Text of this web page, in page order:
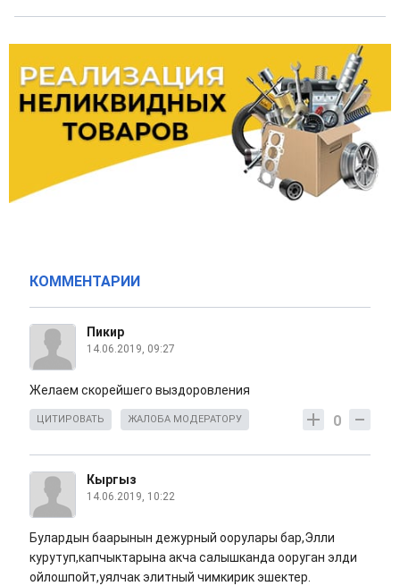
КОММЕНТАРИИ
Пикир
14.06.2019, 09:27
Желаем скорейшего выздоровления
0
ЦИТИРОВАТЬ ЖАЛОБА МОДЕРАТОРУ
Кыргыз
14.06.2019, 10:22
Булардын баарынын дежурный оорулары бар,Элли
курутуп,капчыктарына акча салышканда ооруган элди
ойлошпойт,уялчак элитный чимкирик эшектер.